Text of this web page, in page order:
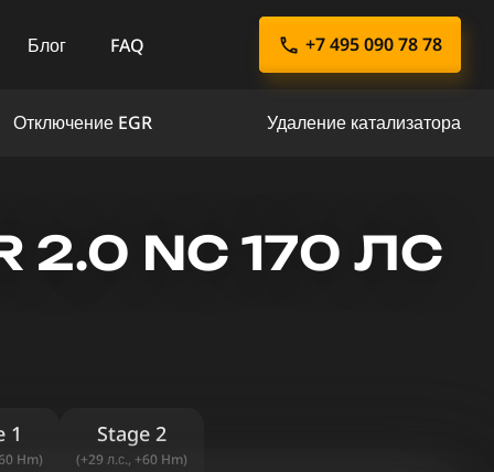
Блог FAQ +7 495 090 78 78
Отключение EGR Удаление катализатора
2.0 NC 170 ЛС
1
Hm)
Stage 2
(+29 л.с., +60 Hm)